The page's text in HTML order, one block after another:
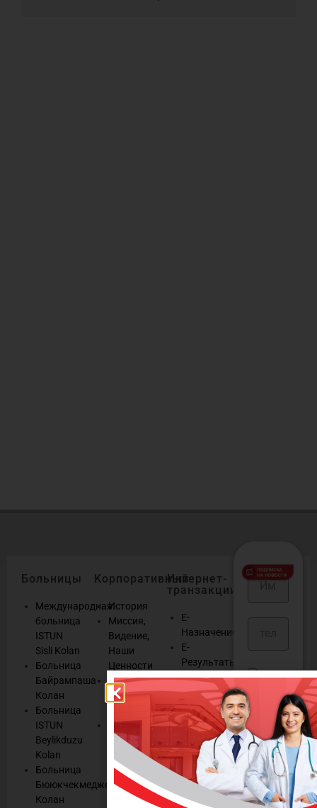
Больницы
Международная
больница
ISTUN
Sisli Kolan
Больница
Байрампаша
Колан
Больница
ISTUN
Beylikduzu
Kolan
Больница
Бююкчекмедже
Колан
Kорпоративный
История
Миссия,
Видение,
Наши
Ценности
Система
управления
качеством
HСистема
управления
правами
пациентов
Наш
Сервис и
Интернет-
транзакции
E-
Назначение
E-
Результаты
E-
Консультация
Выздоравливай
Мы
слушаем
Управление
cookies
444
быть, вы хотите
собрать
информацию обо
всех последних
новостях,
информационных
и рекламных